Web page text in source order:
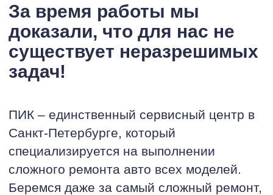
За время работы мы
доказали, что для нас не
существует неразрешимых
задач!
ПИК – единственный сервисный центр в
Санкт-Петербурге, который
специализируется на выполнении
сложного ремонта авто всех моделей.
Беремся даже за самый сложный ремонт,